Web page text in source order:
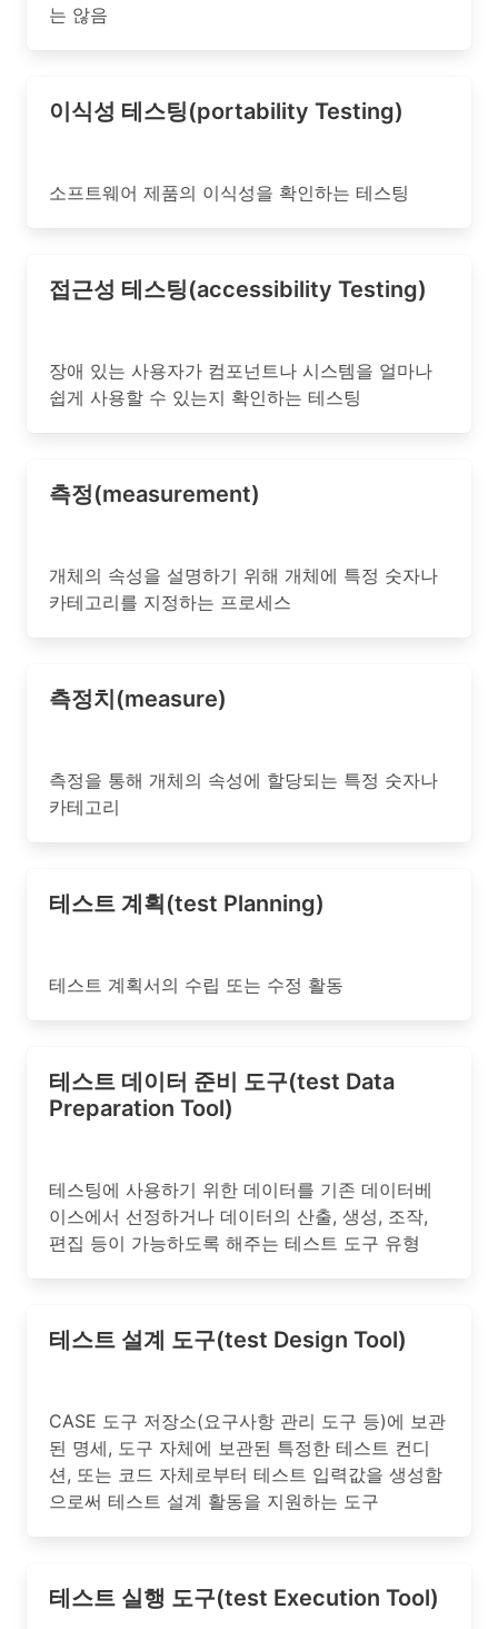
는 않음
이식성 테스팅(portability Testing)
소프트웨어 제품의 이식성을 확인하는 테스팅
접근성 테스팅(accessibility Testing)
장애 있는 사용자가 컴포넌트나 시스템을 얼마나
쉽게 사용할 수 있는지 확인하는 테스팅
측정(measurement)
개체의 속성을 설명하기 위해 개체에 특정 숫자나
카테고리를 지정하는 프로세스
측정치(measure)
측정을 통해 개체의 속성에 할당되는 특정 숫자나
카테고리
테스트 계획(test Planning)
테스트 계획서의 수립 또는 수정 활동
테스트 데이터 준비 도구(test Data
Preparation Tool)
테스팅에 사용하기 위한 데이터를 기존 데이터베
이스에서 선정하거나 데이터의 산출, 생성, 조작,
편집 등이 가능하도록 해주는 테스트 도구 유형
테스트 설계 도구(test Design Tool)
CASE 도구 저장소(요구사항 관리 도구 등)에 보관
된 명세, 도구 자체에 보관된 특정한 테스트 컨디
션, 또는 코드 자체로부터 테스트 입력값을 생성함
으로써 테스트 설계 활동을 지원하는 도구
테스트 실행 도구(test Execution Tool)